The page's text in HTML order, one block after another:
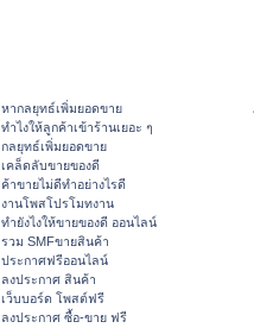
หากลยุทธ์เพิ่มยอดขาย
ทําไงให้ลูกค้าเข้าร้านเยอะ ๆ
กลยุทธ์เพิ่มยอดขาย
เคล็ดลับขายของดี
ค้าขายไม่ดีทำอย่างไรดี
งานโพสโปรโมทงาน
ทํายังไงให้ขายของดี ออนไลน์
รวม SMFขายสินค้า
ประกาศฟรีออนไลน์
ลงประกาศ สินค้า
เว็บบอร์ด โพสต์ฟรี
ลงประกาศ ซื้อ-ขาย ฟรี